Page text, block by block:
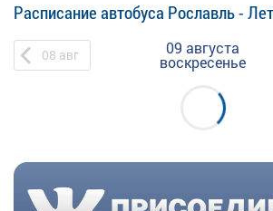
Расписание автобуса Рославль -
08 авг 09 августа
воскресенье